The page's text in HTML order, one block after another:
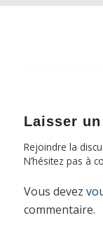
Laisser
Rejoindre la
N’hésitez pas à
Vous devez
commentaire.